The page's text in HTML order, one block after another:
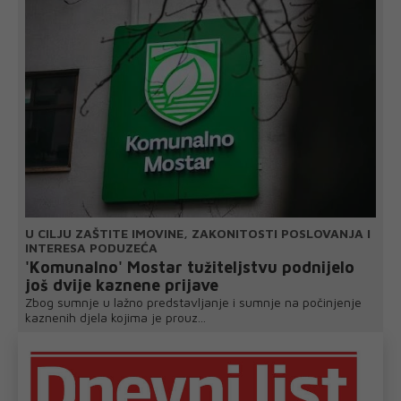
U CILJU ZAŠTITE IMOVINE, ZAKONITOSTI POSLOVANJA I
INTERESA PODUZEĆA
'Komunalno' Mostar tužiteljstvu podnijelo
još dvije kaznene prijave
Zbog sumnje u lažno predstavljanje i sumnje na počinjenje
kaznenih djela kojima je prouz...